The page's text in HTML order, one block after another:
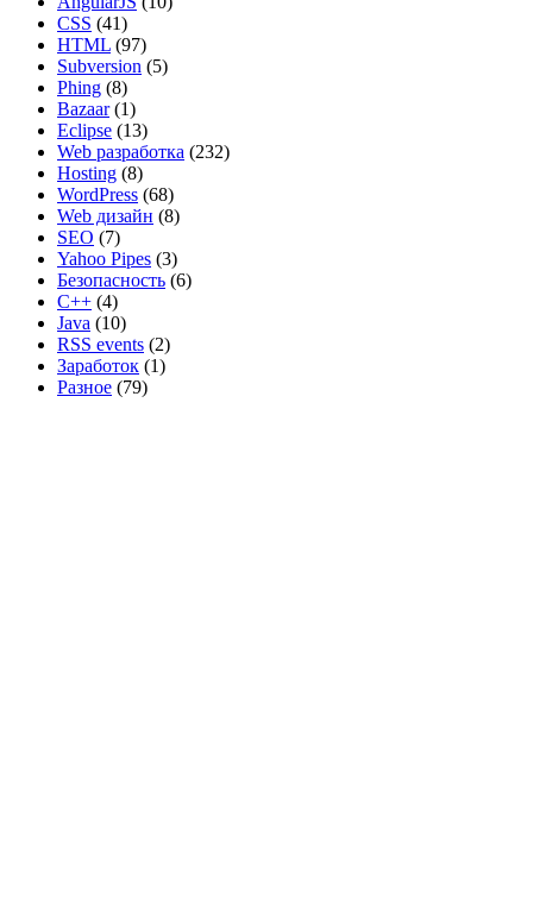
CSS (41)
HTML (97)
Subversion (5)
Phing (8)
Bazaar(1)
Eclipse (13)
Web разработка (232)
Hosting (8)
WordPress (68)
Web дизайн (8)
SEO (7)
Yahoo Pipes (3)
Безопасность (6)
C++ (4)
Java (10)
RSS events (2)
Заработок (1)
Разное (79)